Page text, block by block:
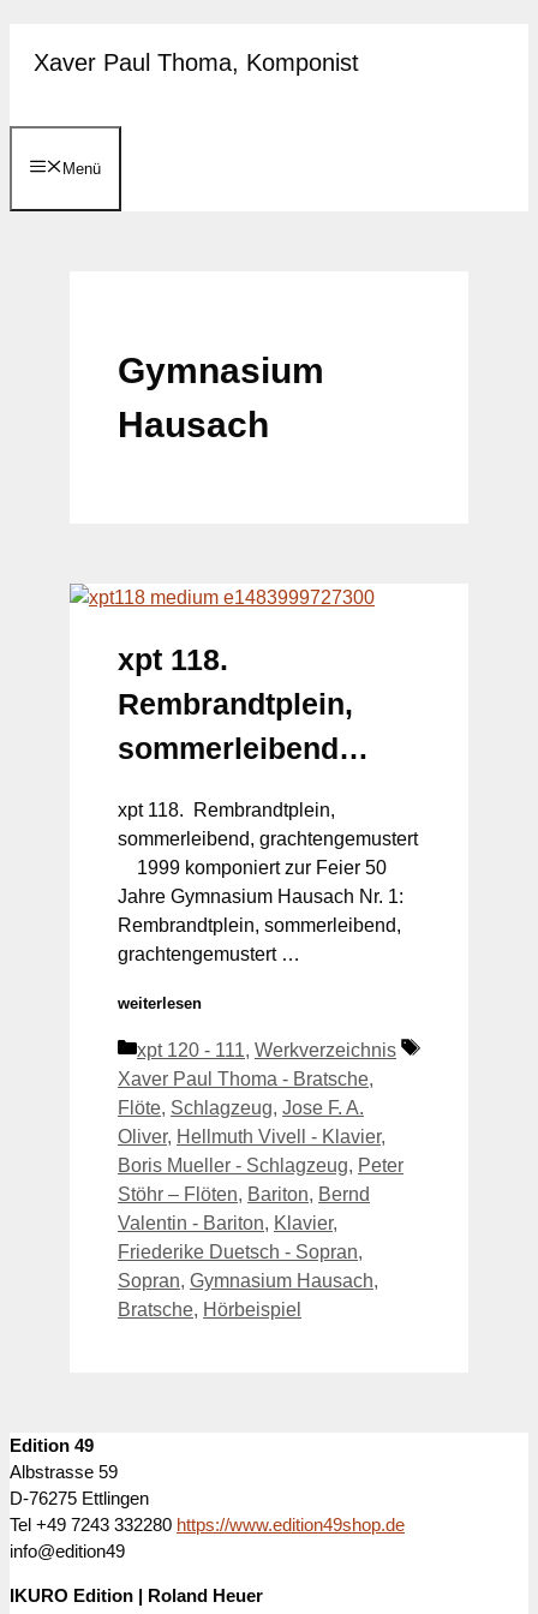
InhaltXaver Paul Thoma, Komponist
Menü
Gymnasium
Hausach
xpt 118.
Rembrandtplein,
sommerleibend…
xpt 118. Rembrandtplein,
sommerleibend, grachtengemustert
1999 komponiert zur Feier 50
Jahre Gymnasium Hausach Nr. 1:
Rembrandtplein, sommerleibend,
grachtengemustert …
weiterlesen
Kategorien
xpt 120 - 111, Werkverzeichnis
Schlagwörter
Xaver Paul Thoma - Bratsche,
Flöte, Schlagzeug, Jose F. A.
Oliver, Hellmuth Vivell - Klavier,
Boris Mueller - Schlagzeug, Peter
Stöhr – Flöten, Bariton, Bernd
Valentin - Bariton, Klavier,
Friederike Duetsch - Sopran,
Sopran, Gymnasium Hausach,
Bratsche, Hörbeispiel
Edition 49
Albstrasse 59
D-76275 Ettlingen
Tel +49 7243 332280 https://www.edition49shop.de
info@edition49
IKURO Edition | Roland Heuer